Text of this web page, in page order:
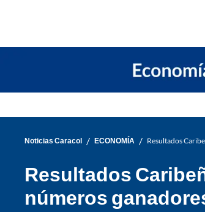
Noticias Caracol / ECONOMÍA / Resultados
Resultados
números